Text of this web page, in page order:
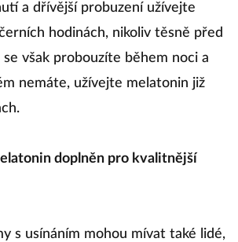
a dřívější probuzení užívejte
hodinách, nikoliv těsně před
se však probouzíte během noci a
nemáte, užívejte melatonin již
doplněn pro kvalitnější
s usínáním mohou mívat také lidé,